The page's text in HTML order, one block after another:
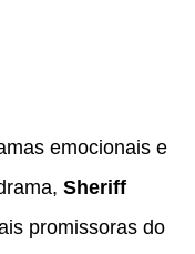
emocionais e
Sheriff
promissoras do